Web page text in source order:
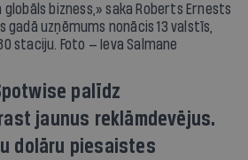
globāls bizness,» saka Roberts Ernests
gadā uzņēmums nonācis 13 valstīs,
staciju. Foto — Ieva Salmane
palīdz
jaunus reklāmdevējus.
dolāru piesaistes